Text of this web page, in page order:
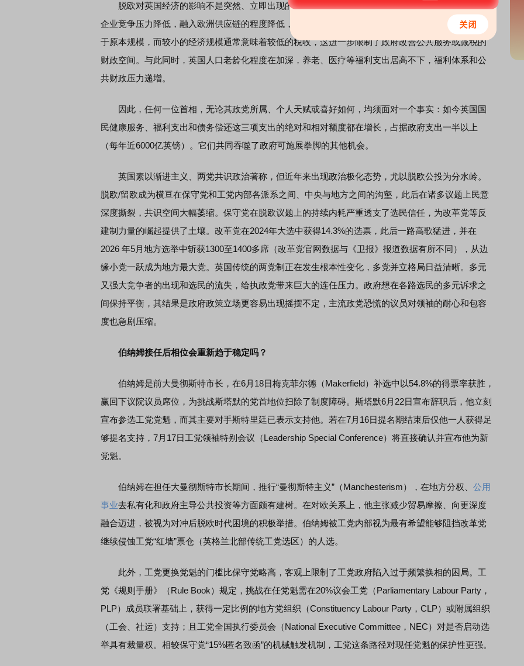
脱欧对英国经济的影响不是突然、立即出现的，而是逐渐累积和呈现的：贸易减少，投资减少，
企业竞争压力降低，融入欧洲供应链的程度降低，跨境知识和技术流动减少。这使得英国经济规模小
于原本规模，而较小的经济规模通常意味着较低的税收，这进一步限制了政府改善公共服务或减税的
财政空间。与此同时，英国人口老龄化程度在加深，养老、医疗等福利支出居高不下，福利体系和公
共财政压力递增。
因此，任何一位首相，无论其政党所属、个人天赋或喜好如何，均须面对一个事实：如今英国国
民健康服务、福利支出和债务偿还这三项支出的绝对和相对额度都在增长，占据政府支出一半以上
（每年近6000亿英镑）。它们共同吞噬了政府可施展拳脚的其他机会。
英国素以渐进主义、两党共识政治著称，但近年来出现政治极化态势，尤以脱欧公投为分水岭。
脱欧/留欧成为横亘在保守党和工党内部各派系之间、中央与地方之间的沟壑，此后在诸多议题上民意
深度撕裂，共识空间大幅萎缩。保守党在脱欧议题上的持续内耗严重透支了选民信任，为改革党等反
建制力量的崛起提供了土壤。改革党在2024年大选中获得14.3%的选票，此后一路高歌猛进，并在
2026 年5月地方选举中斩获1300至1400多席（改革党官网数据与《卫报》报道数据有所不同），从边
缘小党一跃成为地方最大党。英国传统的两党制正在发生根本性变化，多党并立格局日益清晰。多元
又强大竞争者的出现和选民的流失，给执政党带来巨大的连任压力。政府想在各路选民的多元诉求之
间保持平衡，其结果是政府政策立场更容易出现摇摆不定，主流政党恐慌的议员对领袖的耐心和包容
度也急剧压缩。
伯纳姆接任后相位会重新趋于稳定吗？
伯纳姆是前大曼彻斯特市长，在6月18日梅克菲尔德（Makerfield）补选中以54.8%的得票率获胜，
赢回下议院议员席位，为挑战斯塔默的党首地位扫除了制度障碍。斯塔默6月22日宣布辞职后，他立刻
宣布参选工党党魁，而其主要对手斯特里廷已表示支持他。若在7月16日提名期结束后仅他一人获得足
够提名支持，7月17日工党领袖特别会议（Leadership Special Conference）将直接确认并宣布他为新
党魁。
伯纳姆在担任大曼彻斯特市长期间，推行“曼彻斯特主义”（Manchesterism），在地方分权、 公用
事业去私有化和政府主导公共投资等方面颇有建树。在对欧关系上，他主张减少贸易摩擦、向更深度
融合迈进，被视为对冲后脱欧时代困境的积极举措。伯纳姆被工党内部视为最有希望能够阻挡改革党
继续侵蚀工党“红墙”票仓（英格兰北部传统工党选区）的人选。
此外，工党更换党魁的门槛比保守党略高，客观上限制了工党政府陷入过于频繁换相的困局。工
党《规则手册》（Rule Book）规定，挑战在任党魁需在20%议会工党（Parliamentary Labour Party，
PLP）成员联署基础上，获得一定比例的地方党组织（Constituency Labour Party，CLP）或附属组织
（工会、社运）支持；且工党全国执行委员会（National Executive Committee，NEC）对是否启动选
举具有裁量权。相较保守党“15%匿名致函”的机械触发机制，工党这条路径对现任党魁的保护性更强。